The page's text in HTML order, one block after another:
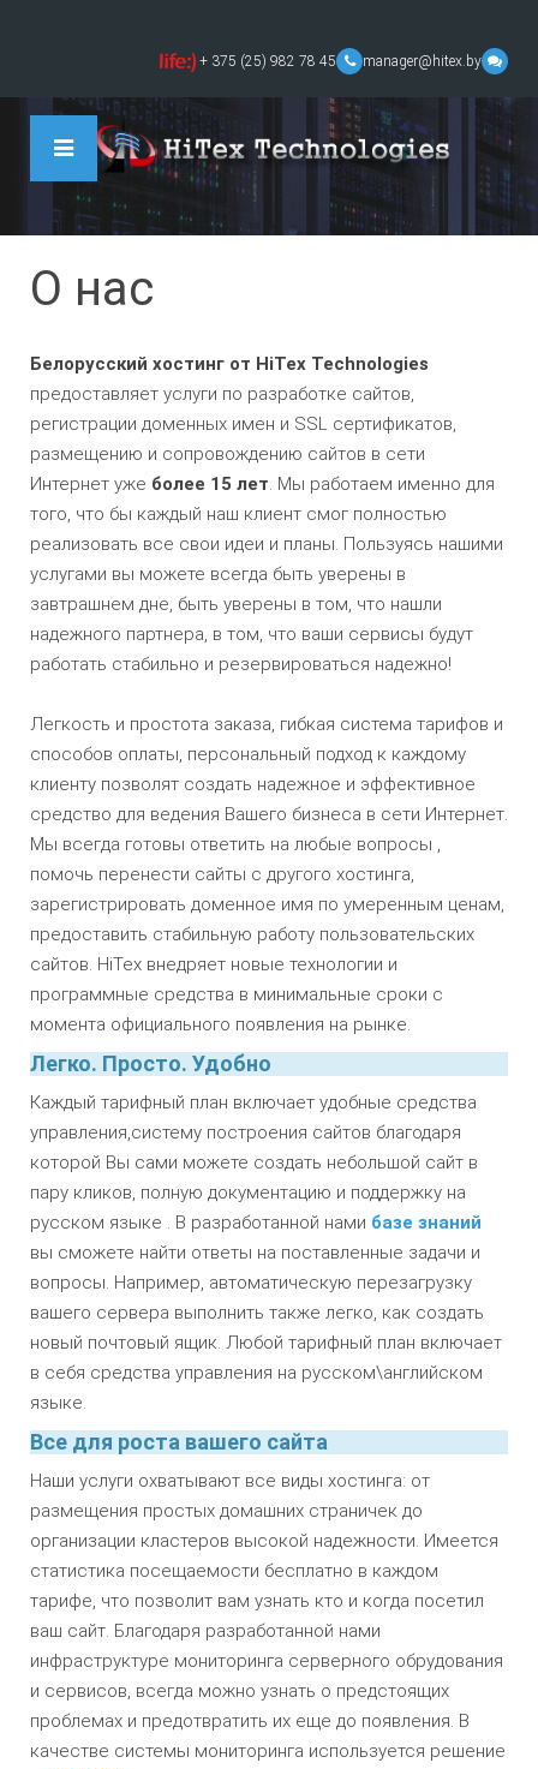
+ 375 (25) 982 78 45 manager@hitex.by
О нас
Белорусский хостинг от HiTex Technologies
предоставляет услуги по разработке сайтов,
регистрации доменных имен и SSL сертификатов,
размещению и сопровождению сайтов в сети
Интернет уже более 15 лет. Мы работаем именно для
того, что бы каждый наш клиент смог полностью
реализовать все свои идеи и планы. Пользуясь нашими
услугами вы можете всегда быть уверены в
завтрашнем дне, быть уверены в том, что нашли
надежного партнера, в том, что ваши сервисы будут
работать стабильно и резервироваться надежно!
Легкость и простота заказа, гибкая система тарифов и
способов оплаты, персональный подход к каждому
клиенту позволят создать надежное и эффективное
средство для ведения Вашего бизнеса в сети Интернет.
Мы всегда готовы ответить на любые вопросы ,
помочь перенести сайты с другого хостинга,
зарегистрировать доменное имя по умеренным ценам,
предоставить стабильную работу пользовательских
сайтов. HiTex внедряет новые технологии и
программные средства в минимальные сроки с
момента официального появления на рынке.
Легко. Просто. Удобно
Каждый тарифный план включает удобные средства
управления,систему построения сайтов благодаря
которой Вы сами можете создать небольшой сайт в
пару кликов, полную документацию и поддержку на
русском языке . В разработанной нами базе знаний
вы сможете найти ответы на поставленные задачи и
вопросы. Например, автоматическую перезагрузку
вашего сервера выполнить также легко, как создать
новый почтовый ящик. Любой тарифный план включает
в себя средства управления на русском\английском
языке.
Все для роста вашего сайта
Наши услуги охватывают все виды хостинга: от
размещения простых домашних страничек до
организации кластеров высокой надежности. Имеется
статистика посещаемости бесплатно в каждом
тарифе, что позволит вам узнать кто и когда посетил
ваш сайт. Благодаря разработанной нами
инфраструктуре мониторинга серверного обрудования
и сервисов, всегда можно узнать о предстоящих
проблемах и предотвратить их еще до появления. В
качестве системы мониторинга используется решение